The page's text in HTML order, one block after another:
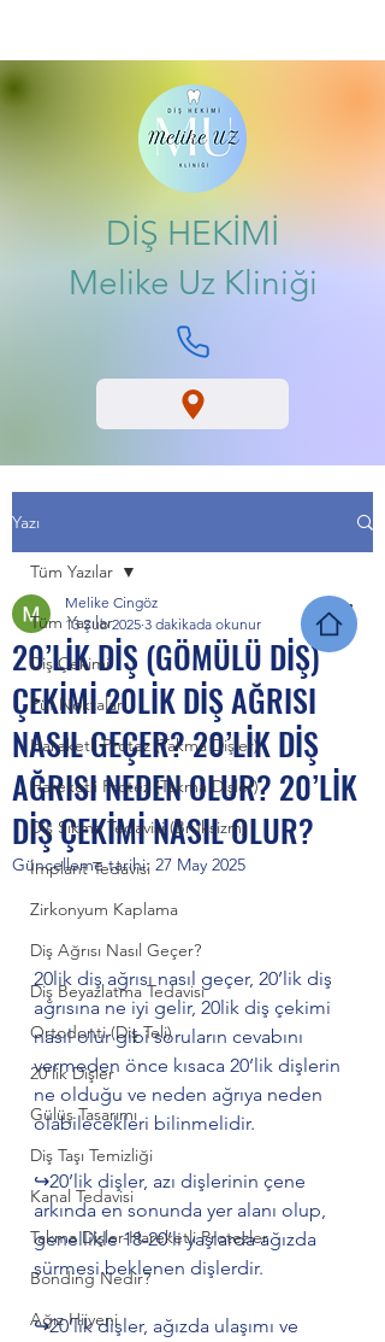
DİŞ HEKİMİ
Melike Uz Kliniği
Yazı
Tüm Yazılar
Diş Çekimi
Püf Noktalar
Hareketli Protez (Takma Dişler)
Hareketli Protez (Takma Dişler)
Diş Sıkma Tedavisi (Bruksizm)
İmplant Tedavisi
Zirkonyum Kaplama
Diş Ağrısı Nasıl Geçer?
Diş Beyazlatma Tedavisi
Ortodonti (Diş Teli)
20’lik Dişler
Gülüş Tasarımı
Diş Taşı Temizliği
Kanal Tedavisi
Takma Dişler-Hareketli Protezler
Bonding Nedir?
Ağız Hijyeni
Tüm Yazılar
20’LİK DİŞ (GÖMÜLÜ DİŞ)
ÇEKİMİ 20LİK DİŞ AĞRISI
NASIL GEÇER? 20’LİK DİŞ
AĞRISI NEDEN OLUR? 20’LİK
DİŞ ÇEKİMİ NASIL OLUR?
Melike Cingöz
13 Şub 2025 3 dakikada okunur
Güncelleme tarihi: 27 May 2025
20lik diş ağrısı nasıl geçer, 20’lik diş
ağrısına ne iyi gelir, 20lik diş çekimi
nasıl olur gibi soruların cevabını
vermeden önce kısaca 20’lik dişlerin
ne olduğu ve neden ağrıya neden
olabilecekleri bilinmelidir.
↪️20’lik dişler, azı dişlerinin çene
arkında en sonunda yer alanı olup,
genellikle 18-20’li yaşlarda ağızda
sürmesi beklenen dişlerdir.
↪️20’lik dişler, ağızda ulaşımı ve